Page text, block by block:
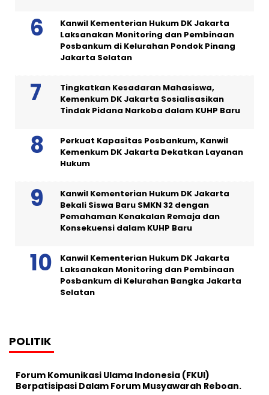
Kanwil Kementerian Hukum DK Jakarta
Laksanakan Monitoring dan Pembinaan
Posbankum di Kelurahan Pondok Pinang
Jakarta Selatan
Tingkatkan Kesadaran Mahasiswa,
Kemenkum DK Jakarta Sosialisasikan
Tindak Pidana Narkoba dalam KUHP Baru
Perkuat Kapasitas Posbankum, Kanwil
Kemenkum DK Jakarta Dekatkan Layanan
Hukum
Kanwil Kementerian Hukum DK Jakarta
Bekali Siswa Baru SMKN 32 dengan
Pemahaman Kenakalan Remaja dan
Konsekuensi dalam KUHP Baru
Kanwil Kementerian Hukum DK Jakarta
Laksanakan Monitoring dan Pembinaan
Posbankum di Kelurahan Bangka Jakarta
Selatan
POLITIK
Forum Komunikasi Ulama Indonesia (FKUI)
Berpatisipasi Dalam Forum Musyawarah Reboan.